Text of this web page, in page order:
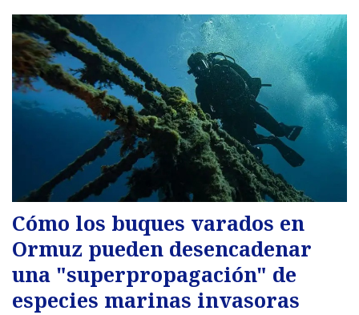
Cómo los buques varados en
Ormuz pueden desencadenar
una "superpropagación" de
especies marinas invasoras